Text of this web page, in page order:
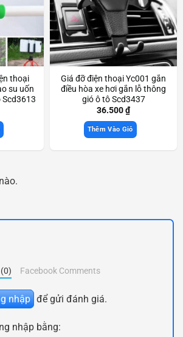
thoại
su uốn
Scd3613
Giá đỡ điện thoại Yc001 gắn
điều hòa xe hơi gắn lỗ thông
gió ô tô Scd3437
36.500₫
Thêm Vào Giỏ
Facebook Comments
nhập để gửi đánh giá.
nhập bằng: